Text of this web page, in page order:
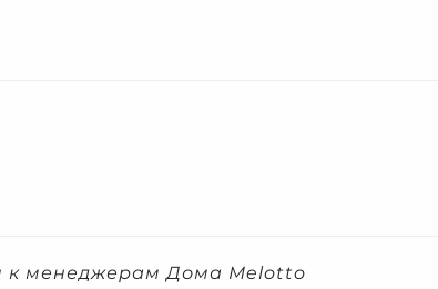
к менеджерам Дома Melotto